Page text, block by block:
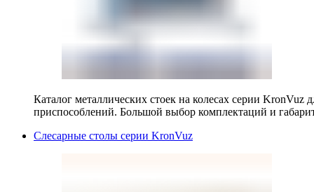
Каталог металлических стоек на колесах серии KronVuz
приспособлений. Большой выбор комплектаций и
Слесарные столы серии KronVuz